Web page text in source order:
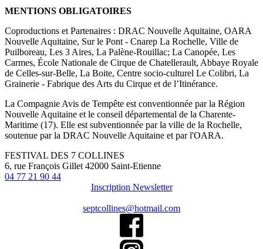
MENTIONS OBLIGATOIRES
Coproductions et Partenaires : DRAC Nouvelle Aquitaine, OARA
Nouvelle Aquitaine, Sur le Pont - Cnarep La Rochelle, Ville de
Puilboreau, Les 3 Aires, La Palène-Rouillac; La Canopée, Les
Carmes, École Nationale de Cirque de Chatellerault, Abbaye Royale
de Celles-sur-Belle, La Boite, Centre socio-culturel Le Colibri, La
Grainerie - Fabrique des Arts du Cirque et de l’Itinérance.
La Compagnie Avis de Tempête est conventionnée par la Région
Nouvelle Aquitaine et le conseil départemental de la Charente-
Maritime (17). Elle est subventionnée par la ville de la Rochelle,
soutenue par la DRAC Nouvelle Aquitaine et par l'OARA.
FESTIVAL DES 7 COLLINES
6, rue François Gillet 42000 Saint-Etienne
04 77 21 90 44
Inscription Newsletter
septcollines@hotmail.com